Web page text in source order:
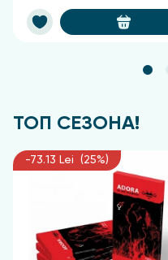
ТОП СЕЗОНА!
-73.13 Lei (25%)